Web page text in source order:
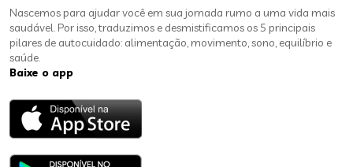
Nascemos para ajudar você em sua jornada rumo a uma vida mais
saudável. Por isso, traduzimos e desmistificamos os 5 principais
pilares de autocuidado: alimentação, movimento, sono, equilíbrio e
saúde.
Baixe o app